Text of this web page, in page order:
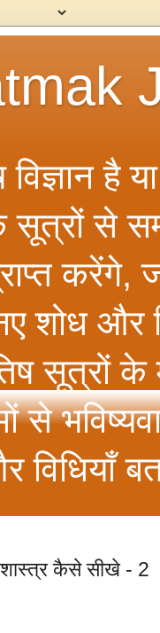
विज्ञान
से
करेंगे,
शोध और
सूत्रों
से
शास्त्र कैसे सीखे - 2